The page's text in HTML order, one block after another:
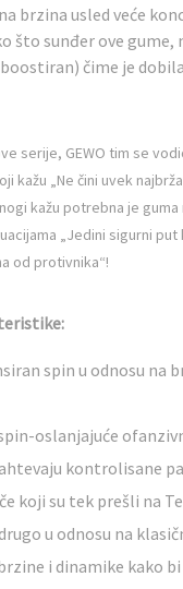
brzina usled veće
što sunđer ove gume,
čime je
serije, GEWO tim se
kažu „Ne čini uvek
kažu potrebna je
„Jedini sigurni put
od protivnika“!
spin u odnosu na
oslanjajuće
kontrolisane
koji su tek prešli na
u odnosu na
i dinamike kako bi